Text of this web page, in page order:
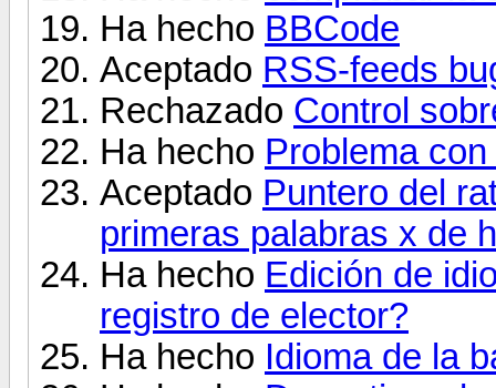
Ha hecho BBCode
Aceptado RSS-feeds
Rechazado Control
Ha hecho Problema
Aceptado Puntero del
primeras palabras x de
Ha hecho Edición de
registro de elector?
Ha hecho Idioma de la